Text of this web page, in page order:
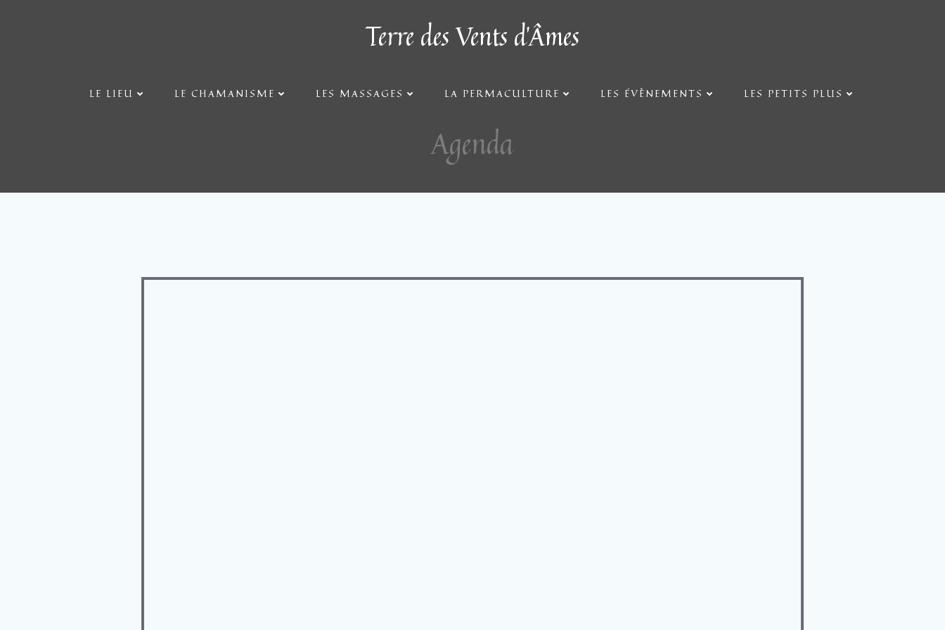
Terre des Vents d'Âmes
LE LIEU LE CHAMANISME LES MASSAGES LA PERMACULTURE LES ÉVÈNEMENTS LES PETITS PLUS
Agenda
Agenda